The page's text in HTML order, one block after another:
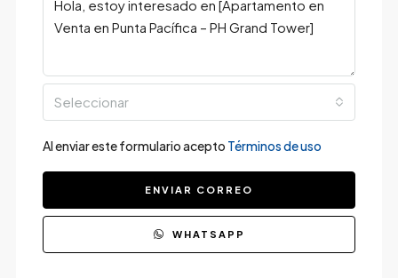
Seleccionar
Al enviar este formulario acepto Términos de uso
ENVIAR CORREO
WHATSAPP